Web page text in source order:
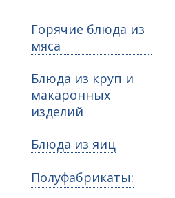
Горячие блюда из
мяса
Блюда из круп и
макаронных
изделий
Блюда из яиц
Полуфабрикаты: